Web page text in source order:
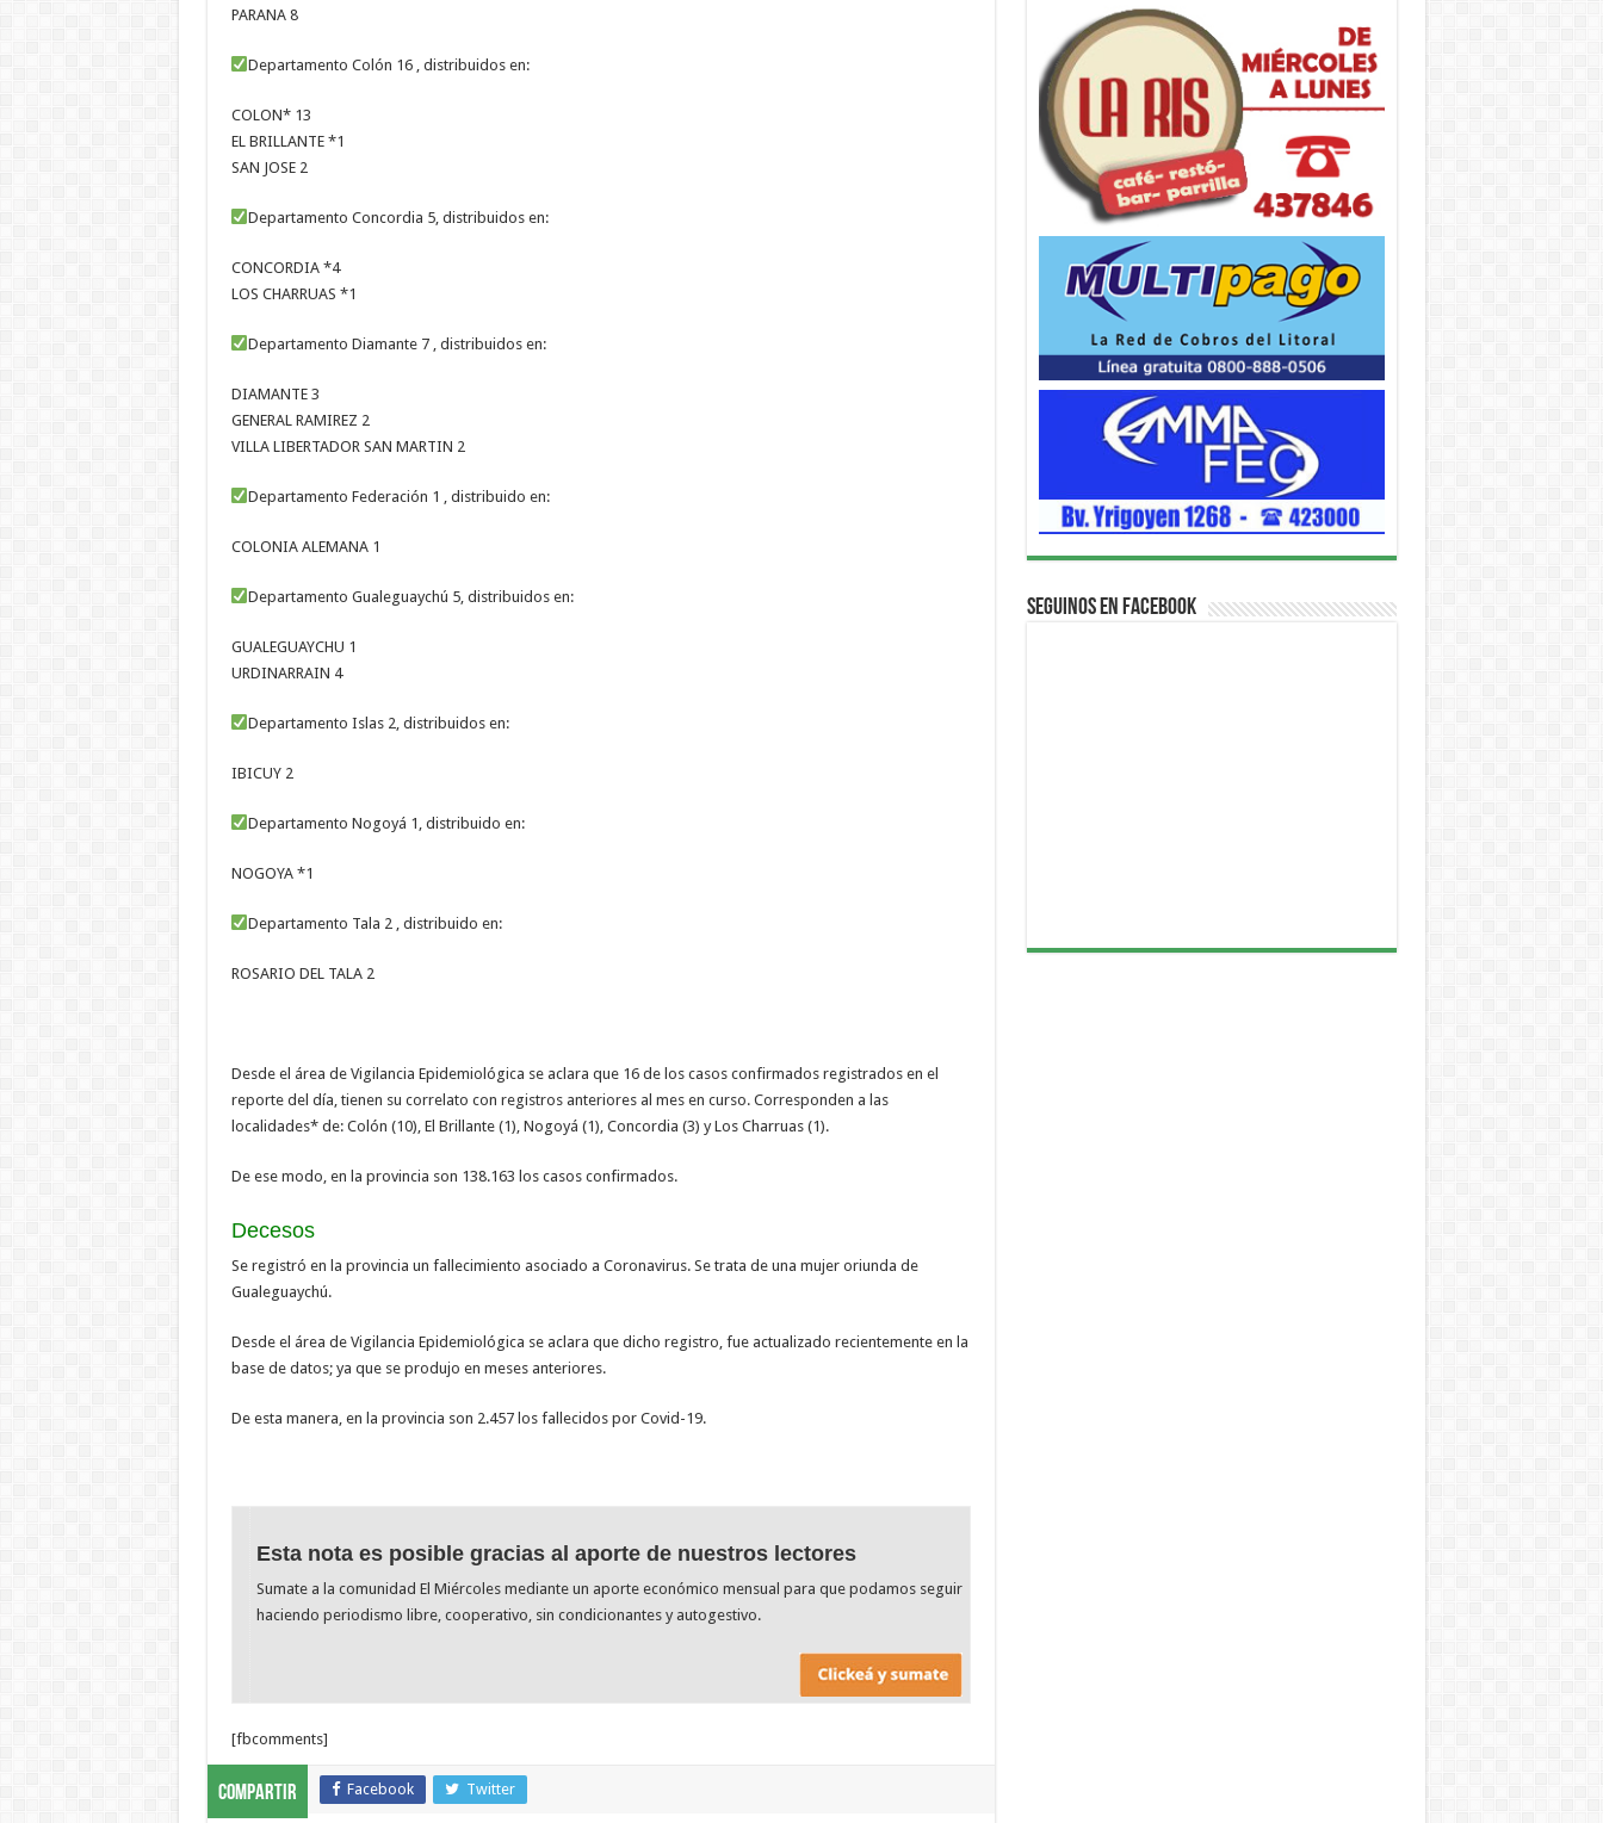
PARANA 8
Departamento Colón 16 , distribuidos en:
COLON* 13
EL BRILLANTE *1
SAN JOSE 2
Departamento Concordia 5, distribuidos en:
CONCORDIA *4
LOS CHARRUAS *1
Departamento Diamante 7 , distribuidos en:
DIAMANTE 3
GENERAL RAMIREZ 2
VILLA LIBERTADOR SAN MARTIN 2
Departamento Federación 1 , distribuido en:
COLONIA ALEMANA 1
Departamento Gualeguaychú 5, distribuidos en:
GUALEGUAYCHU 1
URDINARRAIN 4
Departamento Islas 2, distribuidos en:
IBICUY 2
Departamento Nogoyá 1, distribuido en:
NOGOYA *1
Departamento Tala 2 , distribuido en:
ROSARIO DEL TALA 2
Desde el área de Vigilancia Epidemiológica se aclara que 16 de los casos confirmados registrados en el
reporte del día, tienen su correlato con registros anteriores al mes en curso. Corresponden a las
localidades* de: Colón (10), El Brillante (1), Nogoyá (1), Concordia (3) y Los Charruas (1).
De ese modo, en la provincia son 138.163 los casos confirmados.
Decesos
Se registró en la provincia un fallecimiento asociado a Coronavirus. Se trata de una mujer oriunda de
Gualeguaychú.
Desde el área de Vigilancia Epidemiológica se aclara que dicho registro, fue actualizado recientemente en la
base de datos; ya que se produjo en meses anteriores.
De esta manera, en la provincia son 2.457 los fallecidos por Covid-19.
Esta nota es posible gracias al aporte de nuestros lectores
Sumate a la comunidad El Miércoles mediante un aporte económico mensual para que podamos seguir
haciendo periodismo libre, cooperativo, sin condicionantes y autogestivo.
[fbcomments]
Compartir Facebook Twitter
Seguinos en Facebook